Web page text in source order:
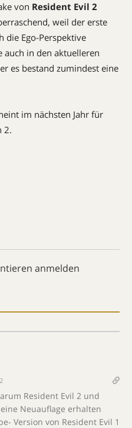
von Resident Evil 2
weil der erste
die Ego-Perspektive
auch in den aktuelleren
es bestand zumindest eine
im nächsten Jahr für
2.
anmelden
Resident Evil 2 und
Neuauflage erhalten
Version von Resident Evil 1